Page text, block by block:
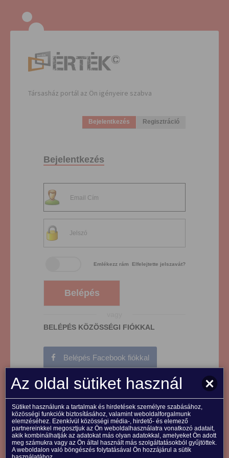
Társasház portál az Ön igényeire szabva
Bejelentkezés Regisztráció
Bejelentkezés
Emlékezz rám Elfelejtette jelszavát?
Belépés
BELÉPÉS KÖZÖSSÉGI FIÓKKAL
Belépés Facebook fiókkal
Belépés Google fiókkal
Az oldal sütiket használ
Sütiket használunk a tartalmak és hirdetések személyre szabásához,
közösségi funkciók biztosításához, valamint weboldalforgalmunk
elemzéséhez. Ezenkívül közösségi média-, hirdető- és elemező
partnereinkkel megosztjuk az Ön weboldalhasználatra vonatkozó adatait,
akik kombinálhatják az adatokat más olyan adatokkal, amelyeket Ön adott
meg számukra vagy az Ön által használt más szolgáltatásokból gyűjtöttek.
A weboldalon való böngészés folytatásával Ön hozzájárul a sütik